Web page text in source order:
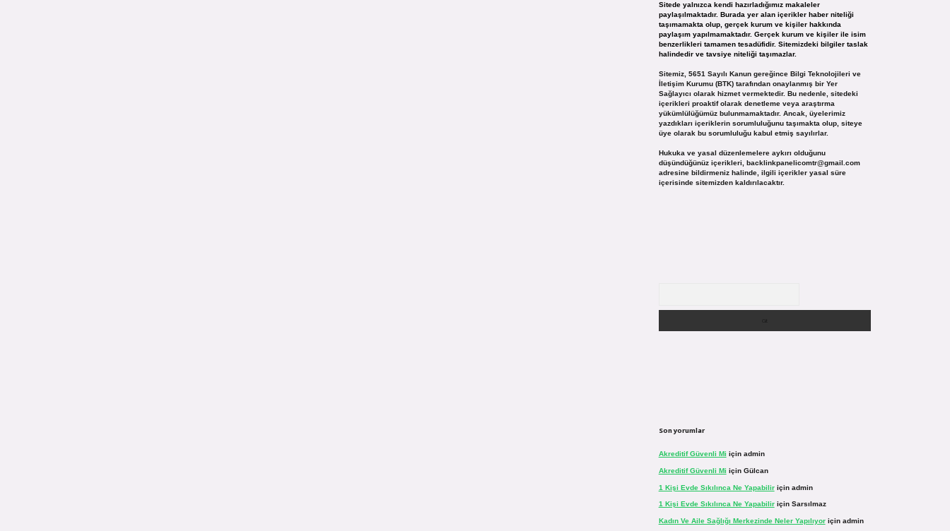
Sitede yalnızca kendi hazırladığımız makaleler
paylaşılmaktadır. Burada yer alan içerikler haber niteliği
taşımamakta olup, gerçek kurum ve kişiler hakkında
paylaşım yapılmamaktadır. Gerçek kurum ve kişiler ile isim
benzerlikleri tamamen tesadüfidir. Sitemizdeki bilgiler taslak
halindedir ve tavsiye niteliği taşımazlar.
Sitemiz, 5651 Sayılı Kanun gereğince Bilgi Teknolojileri ve
İletişim Kurumu (BTK) tarafından onaylanmış bir Yer
Sağlayıcı olarak hizmet vermektedir. Bu nedenle, sitedeki
içerikleri proaktif olarak denetleme veya araştırma
yükümlülüğümüz bulunmamaktadır. Ancak, üyelerimiz
yazdıkları içeriklerin sorumluluğunu taşımakta olup, siteye
üye olarak bu sorumluluğu kabul etmiş sayılırlar.
Hukuka ve yasal düzenlemelere aykırı olduğunu
düşündüğünüz içerikleri, backlinkpanelicomtr@gmail.com
adresine bildirmeniz halinde, ilgili içerikler yasal süre
içerisinde sitemizden kaldırılacaktır.
Son yorumlar
Akreditif Güvenli Mi için admin
Akreditif Güvenli Mi için Gülcan
1 Kişi Evde Sıkılınca Ne Yapabiliriçin admin
1 Kişi Evde Sıkılınca Ne Yapabiliriçin Sarsılmaz
Kadın Ve Aile Sağlığı Merkezinde Neler Yapılıyoriçin admin